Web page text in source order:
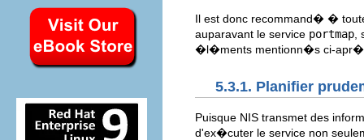
Il est donc recommand� �
auparavant le service portmap
�l�ments mentionn�s ci-
5.3.1. Planifier
Puisque NIS transmet des
d'ex�cuter le service non